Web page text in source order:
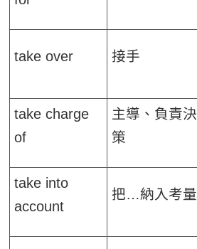
take over 接手
take charge
of
主導、負責決
策
take into
account
把…納入考量